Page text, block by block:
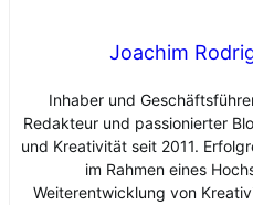
Joachim
Inhaber und
Redakteur und passionierter
und Kreativität seit 2011.
im Rahmen eines
Weiterentwicklung von